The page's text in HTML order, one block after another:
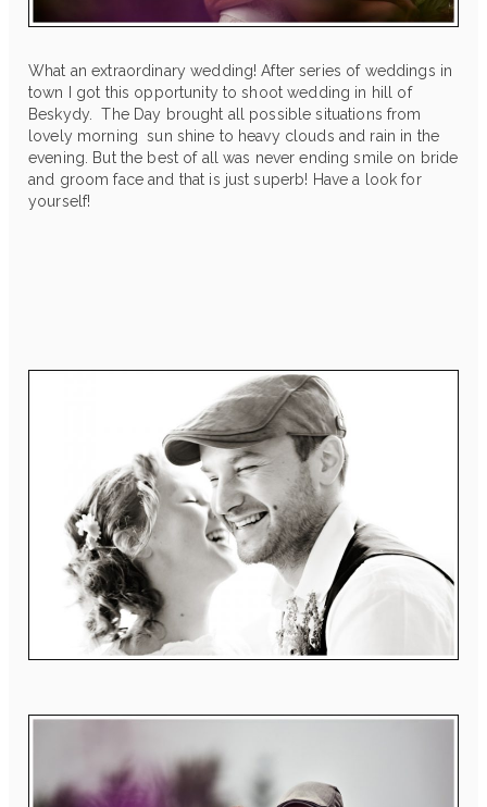
What an extraordinary wedding! After series of weddings in
town I got this opportunity to shoot wedding in hill of
Beskydy. The Day brought all possible situations from
lovely morning sun shine to heavy clouds and rain in the
evening. But the best of all was never ending smile on bride
and groom face and that is just superb! Have a look for
yourself!